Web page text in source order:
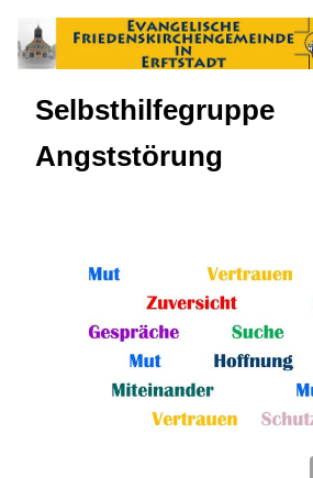
Selbsthilfegruppe
Angststörung